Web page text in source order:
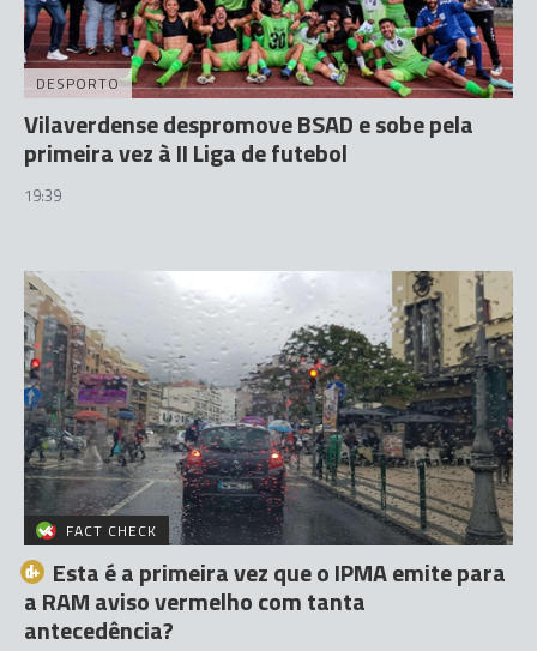
DESPORTO
Vilaverdense despromove BSAD e sobe pela
primeira vez à II Liga de futebol
19:39
FACT CHECK
Esta é a primeira vez que o IPMA emite para
a RAM aviso vermelho com tanta
antecedência?